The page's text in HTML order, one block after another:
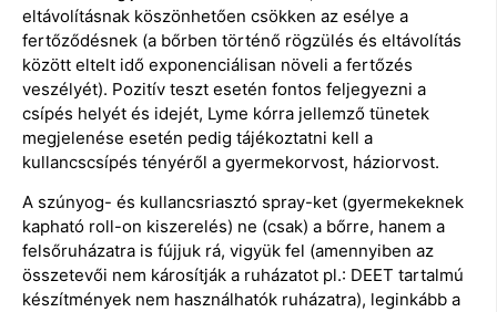
eltávolításnak köszönhetően csökken az esélye a
fertőződésnek (a bőrben történő rögzülés és eltávolítás
között eltelt idő exponenciálisan növeli a fertőzés
veszélyét). Pozitív teszt esetén fontos feljegyezni a
csípés helyét és idejét, Lyme kórra jellemző tünetek
megjelenése esetén pedig tájékoztatni kell a
kullancscsípés tényéről a gyermekorvost, háziorvost.
A szúnyog- és kullancsriasztó spray-ket (gyermekeknek
kapható roll-on kiszerelés) ne (csak) a bőrre, hanem a
felsőruházatra is fújjuk rá, vigyük fel (amennyiben az
összetevői nem károsítják a ruházatot pl.: DEET tartalmú
készítmények nem használhatók ruházatra), leginkább a